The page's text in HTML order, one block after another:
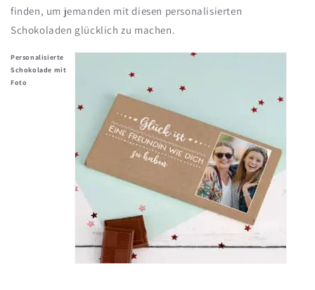
finden, um jemanden mit diesen personalisierten
Schokoladen glücklich zu machen.
Personalisierte
Schokolade mit
Foto